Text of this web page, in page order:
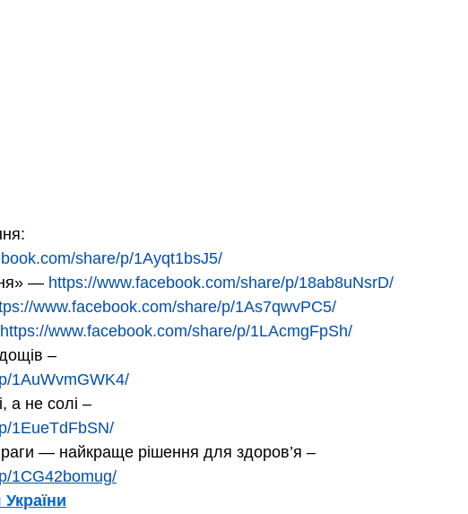
share/p/1Ayqt1bsJ5/
— https://www.facebook.com/share/p/18ab8uNsrD/
www.facebook.com/share/p/1As7qwvPC5/
https://www.facebook.com/share/p/1LAcmgFpSh/
–
1AuWvmGWK4/
а не солі –
1EueTdFbSN/
— найкраще рішення для здоров’я –
1CG42bomug/